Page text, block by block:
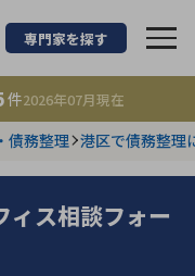
債務整理に強い弁
都道府県を選択
所 965
件
日 : 2026年07月31日
専門家を探す
件2026年07月現在
債務整理 港区で債務整理
ィス相談フォー